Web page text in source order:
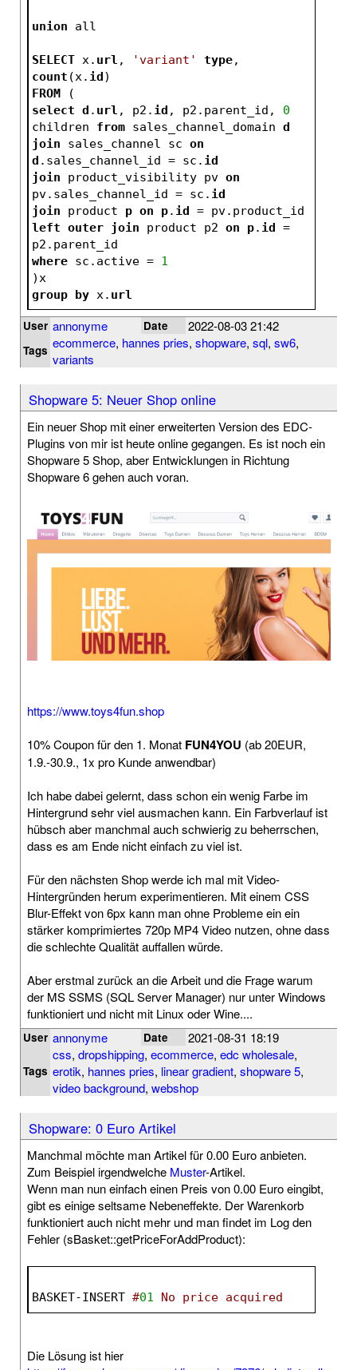
union all
SELECT x. url , 'variant' type
count (x. id)
FROM (
select d . url , p2. id , p2.parent_id, 0
children from sales_channel_domain d
join sales_channel sc on
d .sales_channel_id = sc. id
join product_visibility pv on
pv.sales_channel_id = sc. id
join product p on p. id = pv.product_id
left outer join product p2 on p. id =
p2.parent_id
where sc.active = 1
)x
group by x. url
User annonyme Date 2022-08-03 21:42
Tags ecommerce, hannes pries, shopware, sql, sw6,
variants
Shopware 5: Neuer Shop online
Ein neuer Shop mit einer erweiterten Version des EDC-
Plugins von mir ist heute online gegangen. Es ist noch ein
Shopware 5 Shop, aber Entwicklungen in Richtung
Shopware 6 gehen auch voran.
https://www.toys4fun.shop
10% Coupon für den 1. Monat FUN4YOU (ab 20EUR,
1.9.-30.9., 1x pro Kunde anwendbar)
Ich habe dabei gelernt, dass schon ein wenig Farbe im
Hintergrund sehr viel ausmachen kann. Ein Farbverlauf ist
hübsch aber manchmal auch schwierig zu beherrschen,
dass es am Ende nicht einfach zu viel ist.
Für den nächsten Shop werde ich mal mit Video-
Hintergründen herum experimentieren. Mit einem CSS
Blur-Effekt von 6px kann man ohne Probleme ein ein
stärker komprimiertes 720p MP4 Video nutzen, ohne dass
die schlechte Qualität auffallen würde.
Aber erstmal zurück an die Arbeit und die Frage warum
der MS SSMS (SQL Server Manager) nur unter Windows
funktioniert und nicht mit Linux oder Wine....
User annonyme Date 2021-08-31 18:19
Tags
css, dropshipping, ecommerce, edc wholesale,
erotik, hannes pries, linear gradient, shopware 5,
video background, webshop
Shopware: 0 Euro Artikel
Manchmal möchte man Artikel für 0.00 Euro anbieten.
Zum Beispiel irgendwelche Muster-Artikel.
Wenn man nun einfach einen Preis von 0.00 Euro eingibt,
gibt es einige seltsame Nebeneffekte. Der Warenkorb
funktioniert auch nicht mehr und man findet im Log den
Fehler (sBasket::getPriceForAddProduct):
BASKET-INSERT #01 No price acquired
Die Lösung ist hier